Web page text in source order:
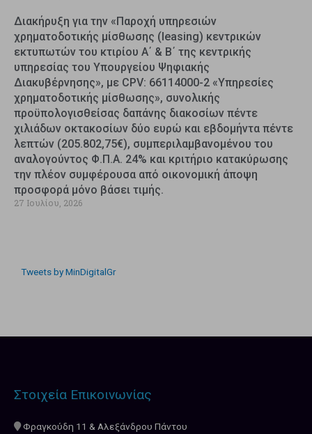
Διακήρυξη για την «Παροχή υπηρεσιών
χρηματοδοτικής μίσθωσης (leasing) κεντρικών
εκτυπωτών του κτιρίου Α΄ & Β΄ της κεντρικής
υπηρεσίας του Υπουργείου Ψηφιακής
Διακυβέρνησης», με CPV: 66114000-2 «Υπηρεσίες
χρηματοδοτικής μίσθωσης», συνολικής
προϋπολογισθείσας δαπάνης διακοσίων πέντε
χιλιάδων οκτακοσίων δύο ευρώ και εβδομήντα πέντε
λεπτών (205.802,75€), συμπεριλαμβανομένου του
αναλογούντος Φ.Π.Α. 24% και κριτήριο κατακύρωσης
την πλέον συμφέρουσα από οικονομική άποψη
προσφορά μόνο βάσει τιμής.
27 Ιουλίου, 2026
Tweets by MinDigitalGr
Στοιχεία Επικοινωνίας
Φραγκούδη 11 & Αλεξάνδρου Πάντου